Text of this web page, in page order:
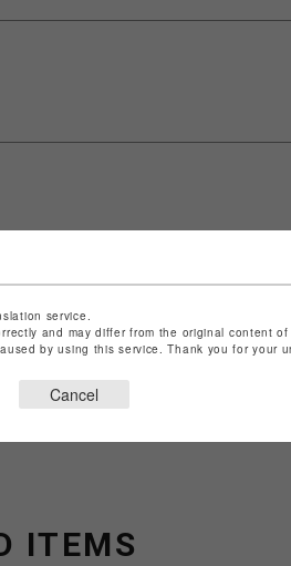
こちら
ITEMS
service.
and may differ from the original content
by using this service. Thank you for your
Cancel